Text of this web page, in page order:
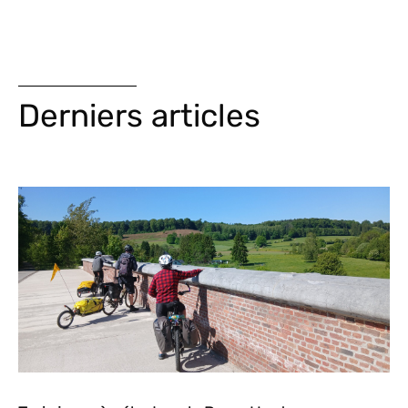
Derniers articles